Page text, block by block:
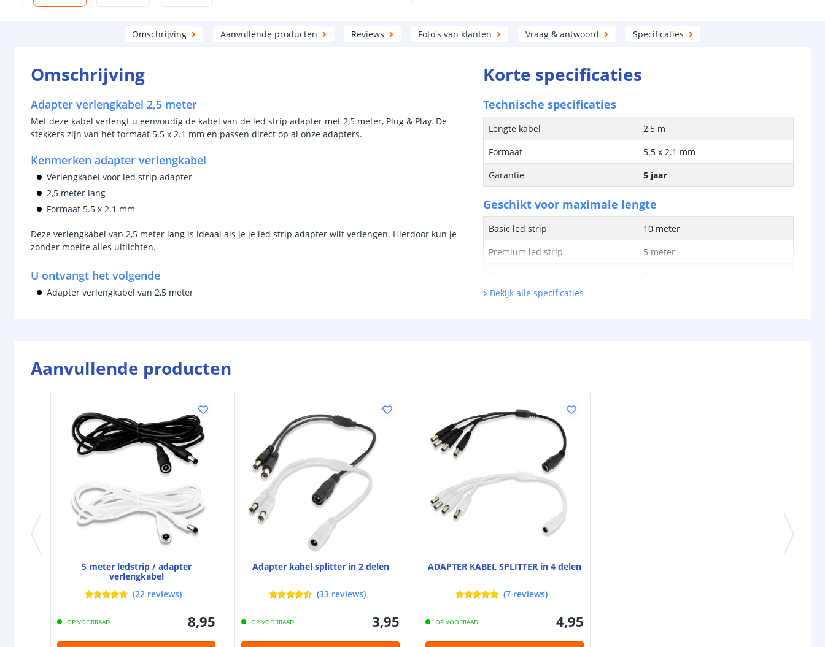
Omschrijving Aanvullende producten Reviews Foto's van klanten Vraag & antwoord Specificaties
Omschrijving
Adapter verlengkabel 2,5 meter
Met deze kabel verlengt u eenvoudig de kabel van de led strip adapter met 2,5 meter, Plug & Play. De
stekkers zijn van het formaat 5.5 x 2.1 mm en passen direct op al onze adapters.
Kenmerken adapter verlengkabel
Verlengkabel voor led strip adapter
2,5 meter lang
Formaat 5.5 x 2.1 mm
Deze verlengkabel van 2,5 meter lang is ideaal als je je led strip adapter wilt verlengen. Hierdoor kun je
zonder moeite alles uitlichten.
U ontvangt het volgende
Adapter verlengkabel van 2,5 meter
Korte specificaties
Technische specificaties
Lengte kabel
2,5 m
Formaat
5.5 x 2.1 mm
Garantie
5 jaar
Geschikt voor maximale lengte
Basic led strip
10 meter
Premium led strip
5 meter
Pro led strip
Bekijk alle specificaties
Aanvullende producten
5 meter ledstrip / adapter
verlengkabel
(22 reviews)
OP VOORRAAD 8,95
Adapter kabel splitter in 2 delen
(33 reviews)
OP VOORRAAD 3,95
ADAPTER KABEL SPLITTER in 4 delen
(7 reviews)
OP VOORRAAD 4,95